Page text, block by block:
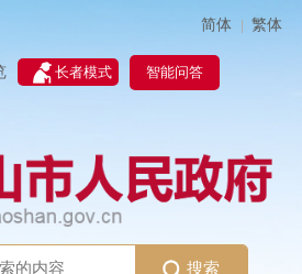
简体 | 繁体
长者模式 智能问答
搜索